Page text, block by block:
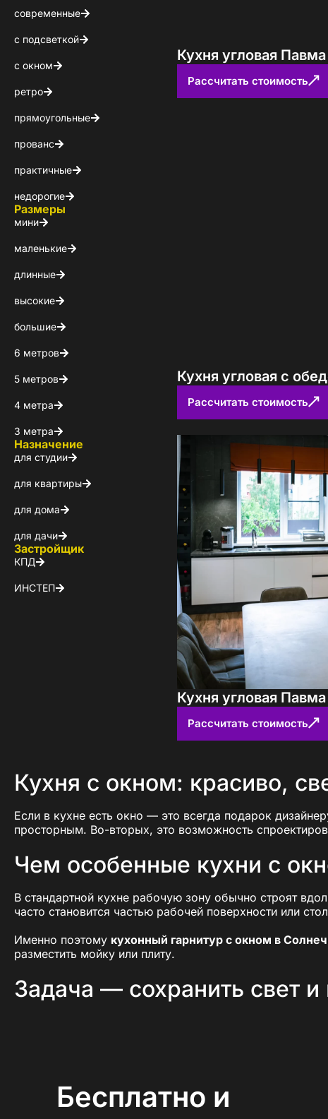
современные
с подсветкой
с окном
ретро
прямоугольные
прованс
практичные
недорогие
Размеры
мини
маленькие
длинные
высокие
большие
6 метров
5 метров
4 метра
3 метра
Назначение
для студии
для квартиры
для дома
для дачи
Застройщик
КПД
ИНСТЕП
Кухня угловая
Рассчитать стоимость
Кухня угловая с
Рассчитать стоимость
Кухня угловая
Рассчитать стоимость
Кухня с окном: красиво,
Если в кухне есть окно — это всегда подарок
просторным. Во-вторых, это возможность
Чем особенные кухни с
В стандартной кухне рабочую зону обычно строят
часто становится частью рабочей поверхности или
Именно поэтому кухонный гарнитур с окном в
разместить мойку или плиту.
Задача — сохранить свет и
– где оставить открытые полки вместо верхних шкафов;
– как вписать вытяжку, если плита будет у окна.
Бесплатно и
Я ознакомлен(а) с
на обработку ПДн